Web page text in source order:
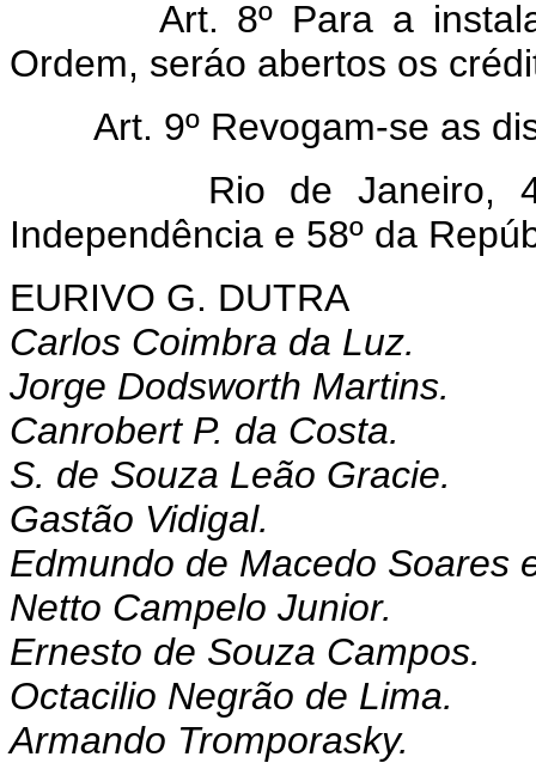
Art. 8º Para a
Ordem, seráo abertos os
Art. 9º Revogam-se as
Rio de Janeiro, 4 de
Independência e 58º da
EURIVO G. DUTRA
Carlos Coimbra da Luz.
Jorge Dodsworth Martins.
Canrobert P. da Costa.
S. de Souza Leão Gracie.
Gastão Vidigal.
Edmundo de Macedo Soares
Netto Campelo Junior.
Ernesto de Souza Campos.
Octacilio Negrão de Lima.
Armando Tromporasky.